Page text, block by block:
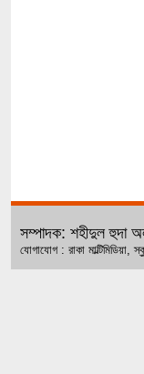
সম্পাদক: শহীদুল হুদা
যোগাযোগ : রাকা